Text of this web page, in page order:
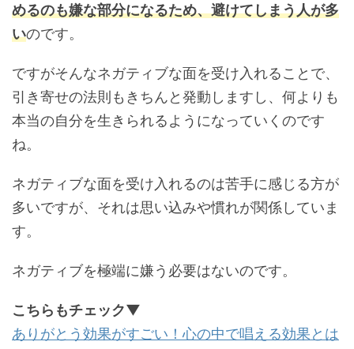
めるのも嫌な部分になるため、避けてしまう人が多
いのです。
ですがそんなネガティブな面を受け入れることで、
引き寄せの法則もきちんと発動しますし、何よりも
本当の自分を生きられるようになっていくのです
ね。
ネガティブな面を受け入れるのは苦手に感じる方が
多いですが、それは思い込みや慣れが関係していま
す。
ネガティブを極端に嫌う必要はないのです。
こちらもチェック▼
ありがとう効果がすごい！心の中で唱える効果とは